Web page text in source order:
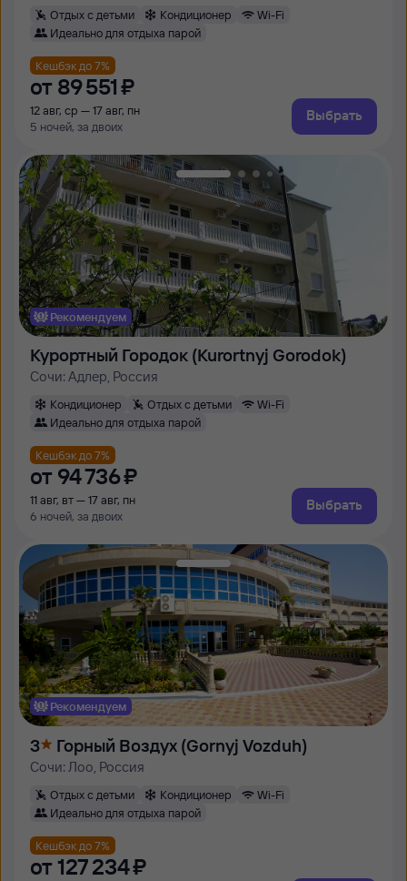
Отдых с детьми Кондиционер
Wi-Fi
Идеально для отдыха парой
Кешбэк до 7%
от 89 ⁠551 ⁠₽
12 авг, ср — 17 авг, пн
5 ночей, за двоих
Выбрать
Рекомендуем
Курортный Городок (Kurortnyj Gorodok)
Сочи: Адлер, Россия
Кондиционер Отдых с детьми
Wi-Fi
Идеально для отдыха парой
Кешбэк до 7%
от 94 ⁠736 ⁠₽
11 авг, вт — 17 авг, пн
6 ночей, за двоих
Выбрать
Рекомендуем
3 Горный Воздух (Gornyj Vozduh)
Сочи: Лоо, Россия
Отдых с детьми Кондиционер
Wi-Fi
Идеально для отдыха парой
Кешбэк до 7%
от 127 ⁠234 ⁠₽